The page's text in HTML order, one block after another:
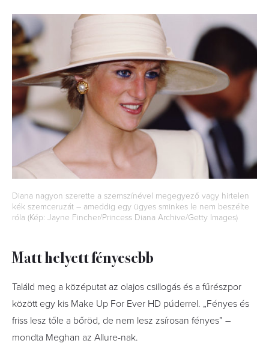
Diana nagyon szerette a szemszínével megegyező vagy hirtelen
kék szemceruzát – ameddig egy ügyes sminkes le nem beszélte
róla (Kép: Jayne Fincher/Princess Diana Archive/Getty Images)
Matt helyett fényesebb
Találd meg a középutat az olajos csillogás és a fűrészpor
között egy kis Make Up For Ever HD púderrel. „Fényes és
friss lesz tőle a bőröd, de nem lesz zsírosan fényes” –
mondta Meghan az Allure-nak.